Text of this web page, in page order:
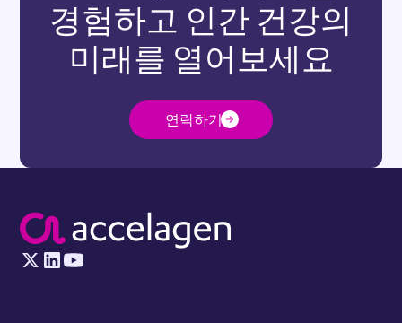
경험하고 인간 건강의
미래를 열어보세요
연락하기